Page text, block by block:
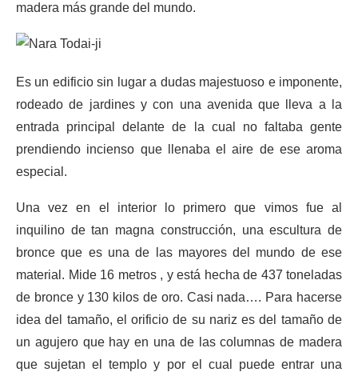
madera más grande del mundo.
Es un edificio sin lugar a dudas majestuoso e imponente,
rodeado de jardines y con una avenida que lleva a la
entrada principal delante de la cual no faltaba gente
prendiendo incienso que llenaba el aire de ese aroma
especial.
Una vez en el interior lo primero que vimos fue al
inquilino de tan magna construcción, una escultura de
bronce que es una de las mayores del mundo de ese
material. Mide 16 metros , y está hecha de 437 toneladas
de bronce y 130 kilos de oro. Casi nada…. Para hacerse
idea del tamaño, el orificio de su nariz es del tamaño de
un agujero que hay en una de las columnas de madera
que sujetan el templo y por el cual puede entrar una